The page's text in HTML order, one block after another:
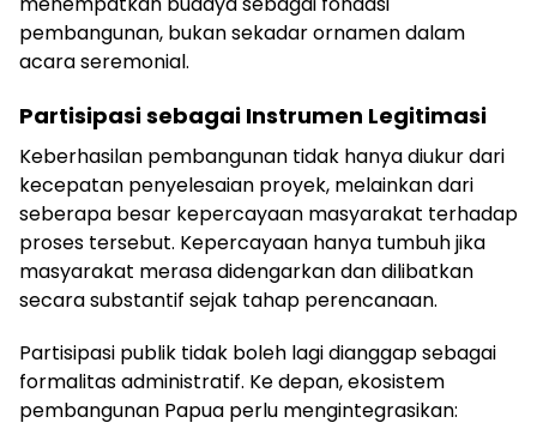
pembangunan, bukan sekadar ornamen dalam
acara seremonial.
Partisipasi sebagai Instrumen Legitimasi
Keberhasilan pembangunan tidak hanya diukur dari
kecepatan penyelesaian proyek, melainkan dari
seberapa besar kepercayaan masyarakat terhadap
proses tersebut. Kepercayaan hanya tumbuh jika
masyarakat merasa didengarkan dan dilibatkan
secara substantif sejak tahap perencanaan.
Partisipasi publik tidak boleh lagi dianggap sebagai
formalitas administratif. Ke depan, ekosistem
pembangunan Papua perlu mengintegrasikan: